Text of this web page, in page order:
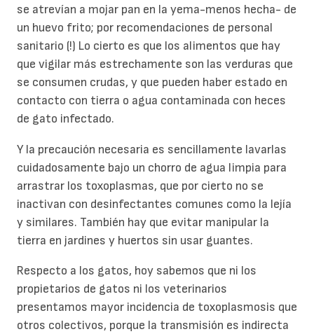
se atrevían a mojar pan en la yema-menos hecha- de
un huevo frito; por recomendaciones de personal
sanitario (!) Lo cierto es que los alimentos que hay
que vigilar más estrechamente son las verduras que
se consumen crudas, y que pueden haber estado en
contacto con tierra o agua contaminada con heces
de gato infectado.
Y la precaución necesaria es sencillamente lavarlas
cuidadosamente bajo un chorro de agua limpia para
arrastrar los toxoplasmas, que por cierto no se
inactivan con desinfectantes comunes como la lejía
y similares. También hay que evitar manipular la
tierra en jardines y huertos sin usar guantes.
Respecto a los gatos, hoy sabemos que ni los
propietarios de gatos ni los veterinarios
presentamos mayor incidencia de toxoplasmosis que
otros colectivos, porque la transmisión es indirecta